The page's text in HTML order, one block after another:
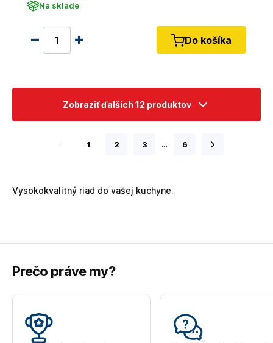
Na sklade
Do košíka
Zobraziť ďalších 12 produktov
1 2 3 … 6
Vysokokvalitný riad do vašej kuchyne.
Prečo práve my?